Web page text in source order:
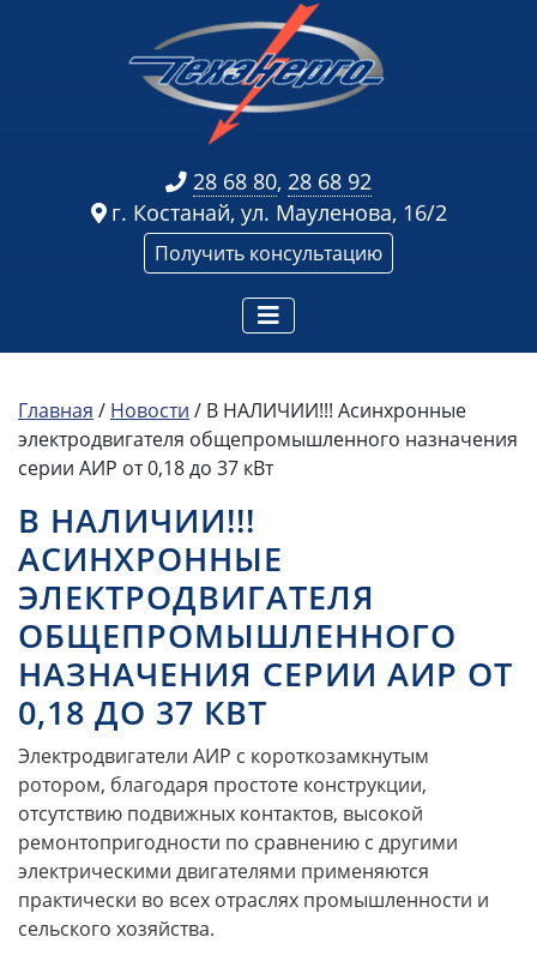
28 68 80, 28 68 92
г. Костанай, ул. Мауленова, 16/2
Получить консультацию
Главная / Новости / В НАЛИЧИИ!!! Асинхронные
электродвигателя общепромышленного назначения
серии АИР от 0,18 до 37 кВт
В НАЛИЧИИ!!!
АСИНХРОННЫЕ
ЭЛЕКТРОДВИГАТЕЛЯ
ОБЩЕПРОМЫШЛЕННОГО
НАЗНАЧЕНИЯ СЕРИИ АИР ОТ
0,18 ДО 37 КВТ
Электродвигатели АИР с короткозамкнутым
ротором, благодаря простоте конструкции,
отсутствию подвижных контактов, высокой
ремонтопригодности по сравнению с другими
электрическими двигателями применяются
практически во всех отраслях промышленности и
сельского хозяйства.